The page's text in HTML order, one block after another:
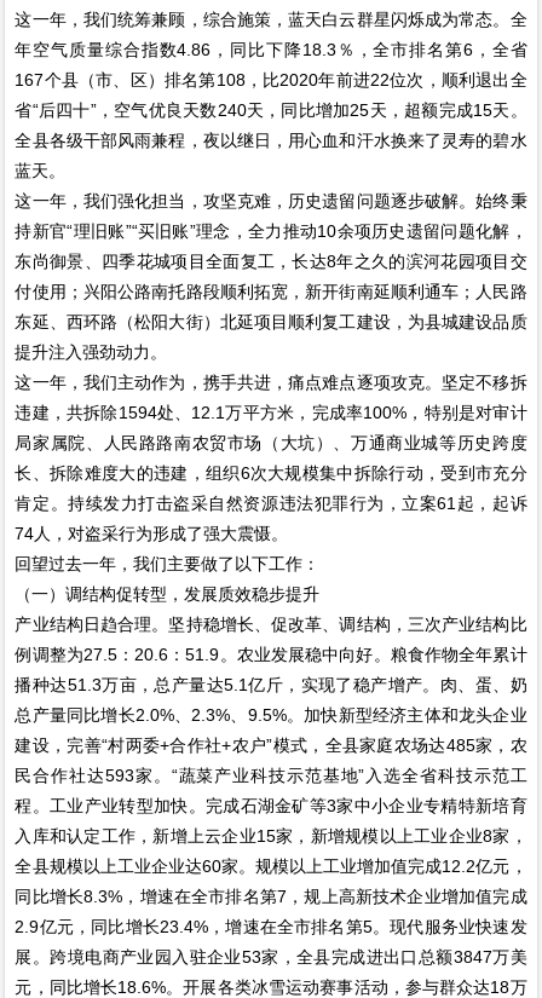
这一年，我们统筹兼顾，综合施策，蓝天白云群星闪烁成为常态。全
年空气质量综合指数4.86，同比下降18.3％，全市排名第6，全省
167个县（市、区）排名第108，比2020年前进22位次，顺利退出全
省“后四十”，空气优良天数240天，同比增加25天，超额完成15天。
全县各级干部风雨兼程，夜以继日，用心血和汗水换来了灵寿的碧水
蓝天。
这一年，我们强化担当，攻坚克难，历史遗留问题逐步破解。始终秉
持新官“理旧账”“买旧账”理念，全力推动10余项历史遗留问题化解，
东尚御景、四季花城项目全面复工，长达8年之久的滨河花园项目交
付使用；兴阳公路南托路段顺利拓宽，新开街南延顺利通车；人民路
东延、西环路（松阳大街）北延项目顺利复工建设，为县城建设品质
提升注入强劲动力。
这一年，我们主动作为，携手共进，痛点难点逐项攻克。坚定不移拆
违建，共拆除1594处、12.1万平方米，完成率100%，特别是对审计
局家属院、人民路路南农贸市场（大坑）、万通商业城等历史跨度
长、拆除难度大的违建，组织6次大规模集中拆除行动，受到市充分
肯定。持续发力打击盗采自然资源违法犯罪行为，立案61起，起诉
74人，对盗采行为形成了强大震慑。
回望过去一年，我们主要做了以下工作：
（一）调结构促转型，发展质效稳步提升
产业结构日趋合理。坚持稳增长、促改革、调结构，三次产业结构比
例调整为27.5：20.6：51.9。农业发展稳中向好。粮食作物全年累计
播种达51.3万亩，总产量达5.1亿斤，实现了稳产增产。肉、蛋、奶
总产量同比增长2.0%、2.3%、9.5%。加快新型经济主体和龙头企业
建设，完善“村两委+合作社+农户”模式，全县家庭农场达485家，农
民合作社达593家。“蔬菜产业科技示范基地”入选全省科技示范工
程。工业产业转型加快。完成石湖金矿等3家中小企业专精特新培育
入库和认定工作，新增上云企业15家，新增规模以上工业企业8家，
全县规模以上工业企业达60家。规模以上工业增加值完成12.2亿元，
同比增长8.3%，增速在全市排名第7，规上高新技术企业增加值完成
2.9亿元，同比增长23.4%，增速在全市排名第5。现代服务业快速发
展。跨境电商产业园入驻企业53家，全县完成进出口总额3847万美
元，同比增长18.6%。开展各类冰雪运动赛事活动，参与群众达18万